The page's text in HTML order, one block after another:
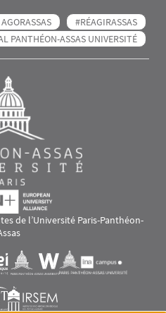
AGORASSAS
#RÉAGIRASSAS
PANTHÉON-ASSAS UNIVERSITÉ
de l’Université Paris-Panthéon-
Visuel svgVisuel svg
Visuel svg